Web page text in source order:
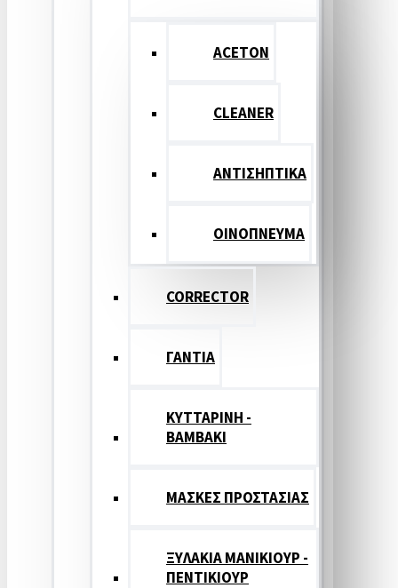
ACETON
CLEANER
ΑΝΤΙΣΗΠΤΙΚΑ
ΟΙΝΟΠΝΕΥΜΑ
CORRECTOR
ΓΑΝΤΙΑ
ΚΥΤΤΑΡΙΝΗ -
ΒΑΜΒΑΚΙ
ΜΑΣΚΕΣ ΠΡΟΣΤΑΣΙΑΣ
ΞΥΛΑΚΙΑ ΜΑΝΙΚΙΟΥΡ -
ΠΕΝΤΙΚΙΟΥΡ